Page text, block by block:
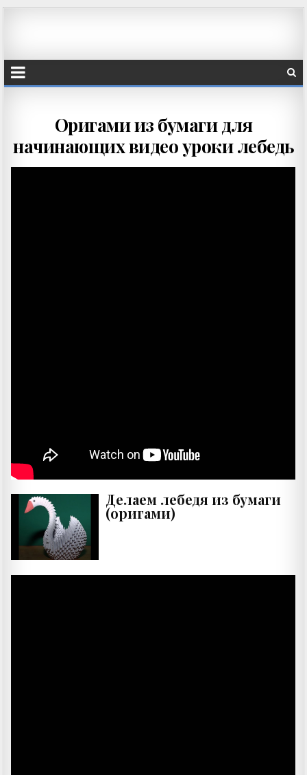
Оригами из бумаги для
начинающих видео уроки лебедь
Делаем лебедя из бумаги
(оригами)